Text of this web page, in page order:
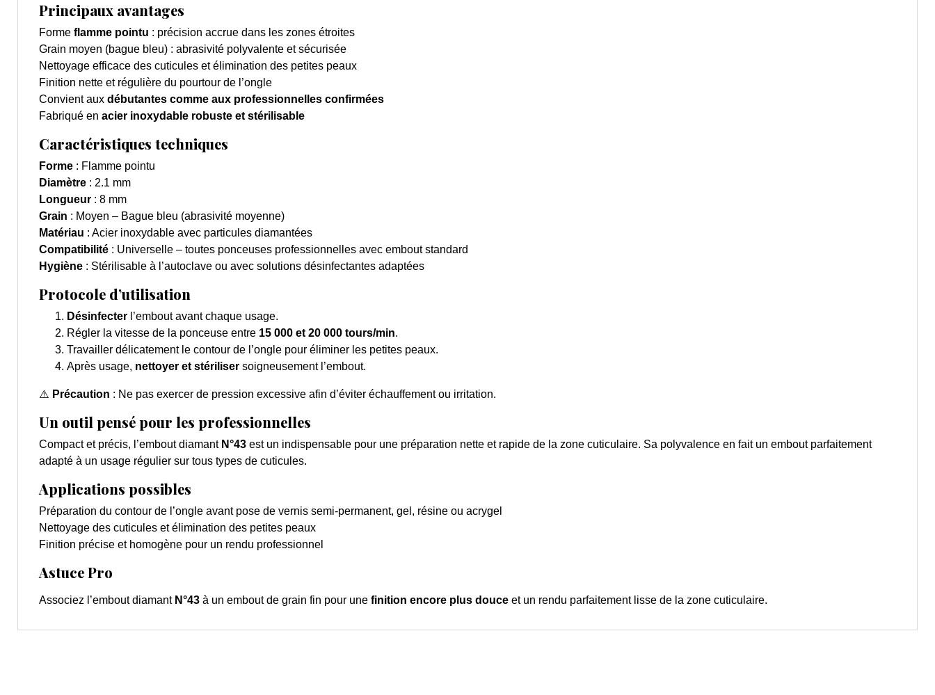
Principaux avantages
Forme flamme pointu : précision accrue dans les zones étroites
Grain moyen (bague bleu) : abrasivité polyvalente et sécurisée
Nettoyage efficace des cuticules et élimination des petites peaux
Finition nette et régulière du pourtour de l’ongle
Convient aux débutantes comme aux professionnelles confirmées
Fabriqué en acier inoxydable robuste et stérilisable
Caractéristiques techniques
Forme : Flamme pointu
Diamètre : 2.1 mm
Longueur : 8 mm
Grain : Moyen – Bague bleu (abrasivité moyenne)
Matériau : Acier inoxydable avec particules diamantées
Compatibilité : Universelle – toutes ponceuses professionnelles avec embout standard
Hygiène : Stérilisable à l’autoclave ou avec solutions désinfectantes adaptées
Protocole d’utilisation
Désinfecter l’embout avant chaque usage.
Régler la vitesse de la ponceuse entre 15 000 et 20 000 tours/min.
Travailler délicatement le contour de l’ongle pour éliminer les petites peaux.
Après usage, nettoyer et stériliser soigneusement l’embout.
⚠️ Précaution : Ne pas exercer de pression excessive afin d’éviter échauffement ou irritation.
Un outil pensé pour les professionnelles
Compact et précis, l’embout diamant N°43 est un indispensable pour une préparation nette et rapide de la zone cuticulaire. Sa polyvalence en fait un embout parfaitement
adapté à un usage régulier sur tous types de cuticules.
Applications possibles
Préparation du contour de l’ongle avant pose de vernis semi-permanent, gel, résine ou acrygel
Nettoyage des cuticules et élimination des petites peaux
Finition précise et homogène pour un rendu professionnel
Astuce Pro
Associez l’embout diamant N°43 à un embout de grain fin pour une finition encore plus douce et un rendu parfaitement lisse de la zone cuticulaire.